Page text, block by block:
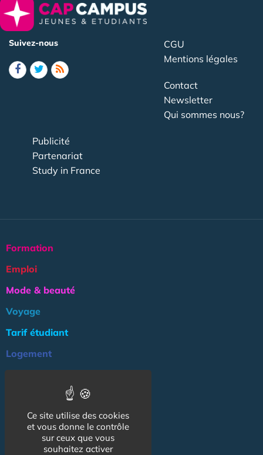
Suivez-nous
CGU
Mentions légales
Contact
Newsletter
Qui sommes nous?
Publicité
Partenariat
Study in France
Formation
Emploi
Mode & beauté
Voyage
Tarif étudiant
Logement
Association
NOS AUTRES SITES :
Ce site utilise des cookies
et vous donne le contrôle
sur ceux que vous
souhaitez activer